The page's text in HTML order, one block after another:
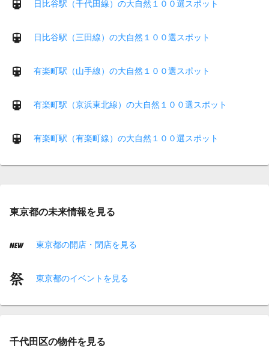
日比谷駅（千代田線）の大自然１００選スポット
日比谷駅（三田線）の大自然１００選スポット
有楽町駅（山手線）の大自然１００選スポット
有楽町駅（京浜東北線）の大自然１００選スポット
有楽町駅（有楽町線）の大自然１００選スポット
東京都の未来情報を見る
東京都の開店・閉店を見る
東京都のイベントを見る
千代田区の物件を見る